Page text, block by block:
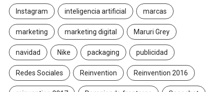
Instagram inteligencia artificial marcas
marketing marketing digital Maruri Grey
navidad Nike packaging publicidad
Redes Sociales Reinvention Reinvention 2016